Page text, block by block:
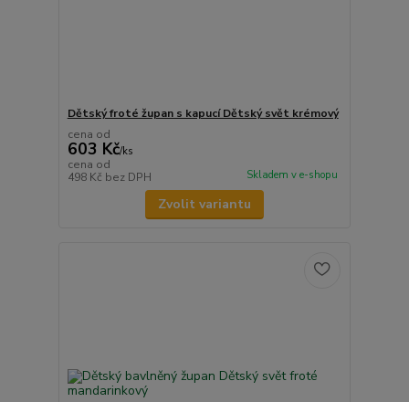
Dětský froté župan s kapucí Dětský svět krémový
cena od
603 Kč/ks
cena od
498 Kč bez DPH Skladem v e-shopu
Zvolit variantu